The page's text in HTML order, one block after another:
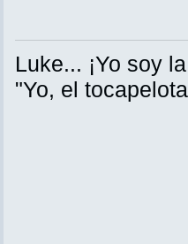
Luke... ¡Yo soy
"Yo, el